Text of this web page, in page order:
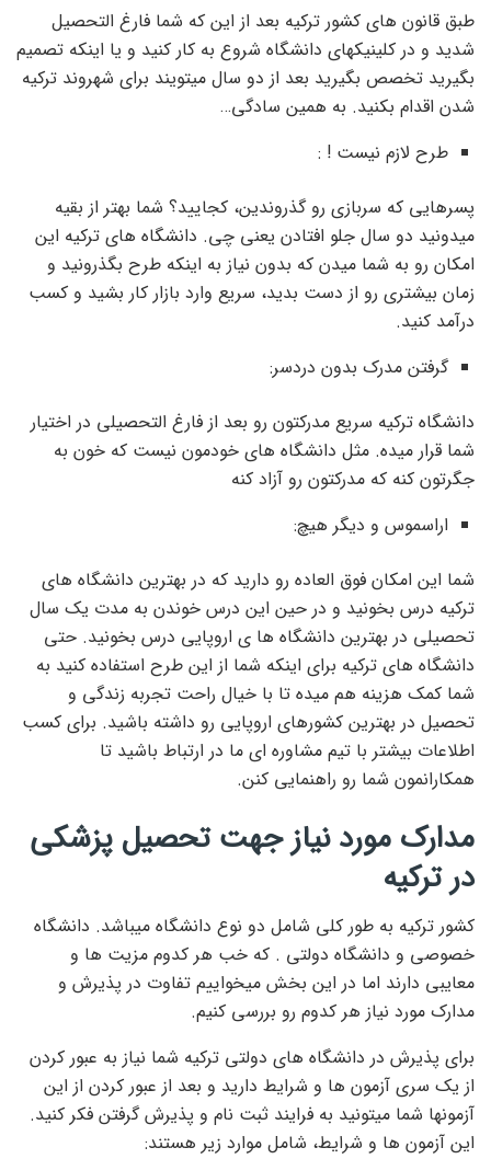
طبق قانون های کشور ترکیه بعد از این که شما فارغ التحصیل
شدید و در کلینیکهای دانشگاه شروع به کار کنید و یا اینکه تصمیم
بگیرید تخصص بگیرید بعد از دو سال میتویند برای شهروند ترکیه
شدن اقدام بکنید. به همین سادگی…
طرح لازم نیست ! :
پسرهایی که سربازی رو گذروندین، کجایید؟ شما بهتر از بقیه
میدونید دو سال جلو افتادن یعنی چی. دانشگاه های ترکیه این
امکان رو به شما میدن که بدون نیاز به اینکه طرح بگذرونید و
زمان بیشتری رو از دست بدید، سریع وارد بازار کار بشید و کسب
درآمد کنید.
گرفتن مدرک بدون دردسر:
دانشگاه ترکیه سریع مدرکتون رو بعد از فارغ التحصیلی در اختیار
شما قرار میده. مثل دانشگاه های خودمون نیست که خون به
جگرتون کنه که مدرکتون رو آزاد کنه
اراسموس و دیگر هیچ:
شما این امکان فوق العاده رو دارید که در بهترین دانشگاه های
ترکیه درس بخونید و در حین این درس خوندن به مدت یک سال
تحصیلی در بهترین دانشگاه ها ی اروپایی درس بخونید. حتی
دانشگاه های ترکیه برای اینکه شما از این طرح استفاده کنید به
شما کمک هزینه هم میده تا با خیال راحت تجربه زندگی و
تحصیل در بهترین کشورهای اروپایی رو داشته باشید. برای کسب
اطلاعات بیشتر با تیم مشاوره ای ما در ارتباط باشید تا
همکارانمون شما رو راهنمایی کنن.
مدارک مورد نیاز جهت تحصیل پزشکی
در ترکیه
کشور ترکیه به طور کلی شامل دو نوع دانشگاه میباشد. دانشگاه
خصوصی و دانشگاه دولتی . که خب هر کدوم مزیت ها و
معایبی دارند اما در این بخش میخواییم تفاوت در پذیرش و
مدارک مورد نیاز هر کدوم رو بررسی کنیم.
برای پذیرش در دانشگاه های دولتی ترکیه شما نیاز به عبور کردن
از یک سری آزمون ها و شرایط دارید و بعد از عبور کردن از این
آزمونها شما میتونید به فرایند ثبت نام و پذیرش گرفتن فکر کنید.
این آزمون ها و شرایط، شامل موارد زیر هستند: